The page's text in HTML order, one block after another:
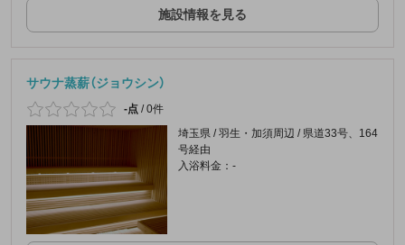
施設情報を見る
サウナ蒸薪（ジョウシン）
-点 /0件
埼玉県 / 羽生・加須周辺 / 県道33号、164
号経由
入浴料金：-